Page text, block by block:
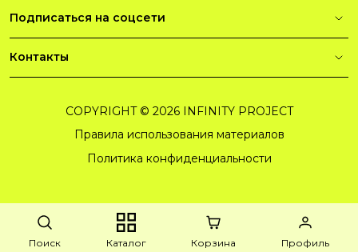
Поиск Каталог Корзина Профиль
Подписаться на соцсети
Контакты
COPYRIGHT © 2026 INFINITY PROJECT
Правила использования материалов
Политика конфиденциальности